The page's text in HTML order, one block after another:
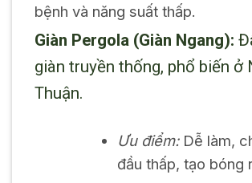
bệnh và năng suất thấp.
Giàn Pergola (Giàn Ngang):
giàn truyền thống, phổ biến ở
Thuận.
Ưu điểm:Dễ làm,
đầu thấp, tạo bóng